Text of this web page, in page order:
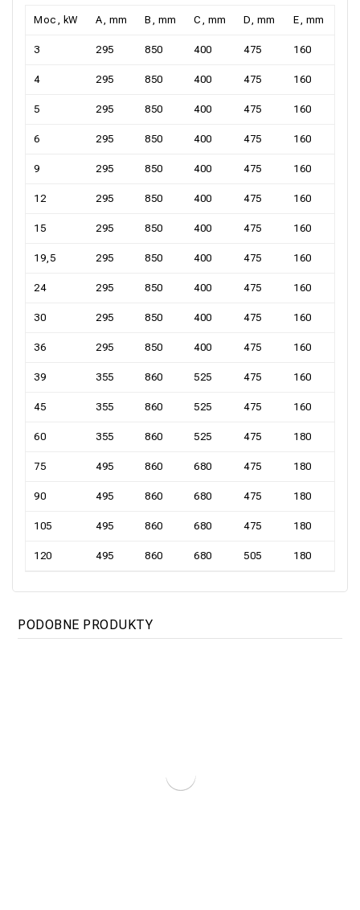
Moc, kW A, mm B, mm C, mm D, mm E, mm
3 295 850 400 475 160
4 295 850 400 475 160
5 295 850 400 475 160
6 295 850 400 475 160
9 295 850 400 475 160
12 295 850 400 475 160
15 295 850 400 475 160
19,5 295 850 400 475 160
24 295 850 400 475 160
30 295 850 400 475 160
36 295 850 400 475 160
39 355 860 525 475 160
45 355 860 525 475 160
60 355 860 525 475 180
75 495 860 680 475 180
90 495 860 680 475 180
105 495 860 680 475 180
120 495 860 680 505 180
PODOBNE PRODUKTY